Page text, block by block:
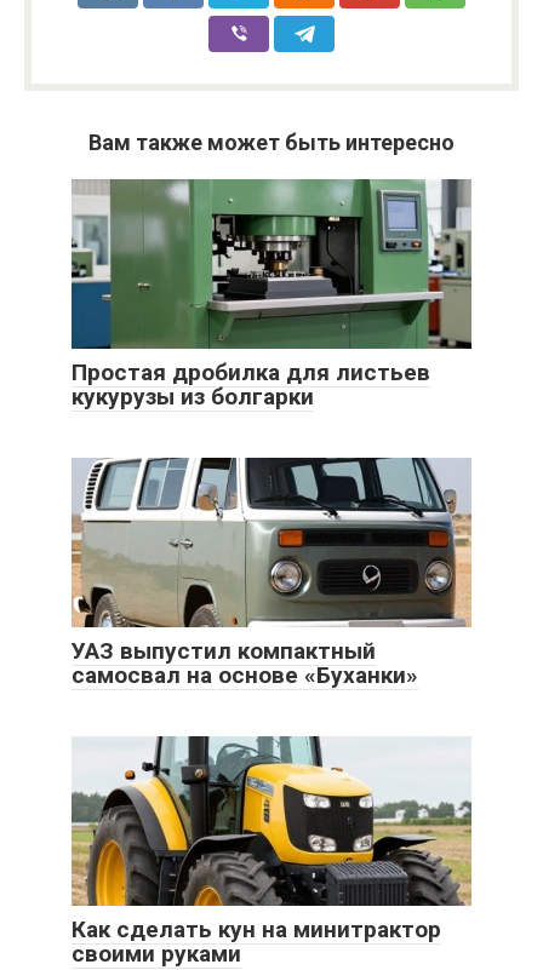
Вам также может быть интересно
Простая дробилка для листьев
кукурузы из болгарки
УАЗ выпустил компактный
самосвал на основе «Буханки»
Как сделать кун на минитрактор
своими руками